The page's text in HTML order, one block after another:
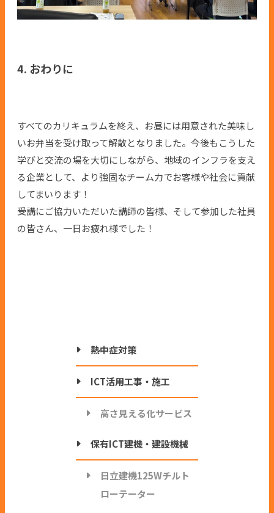
4. おわりに
すべてのカリキュラムを終え、お昼には用意された美味し
いお弁当を受け取って解散となりました。今後もこうした
学びと交流の場を大切にしながら、地域のインフラを支え
る企業として、より強固なチーム力でお客様や社会に貢献
してまいります！
受講にご協力いただいた講師の皆様、そして参加した社員
の皆さん、一日お疲れ様でした！
熱中症対策
ICT活用工事・施工
高さ見える化サービス
保有ICT建機・建設機械
日立建機125Wチルト
ローテーター